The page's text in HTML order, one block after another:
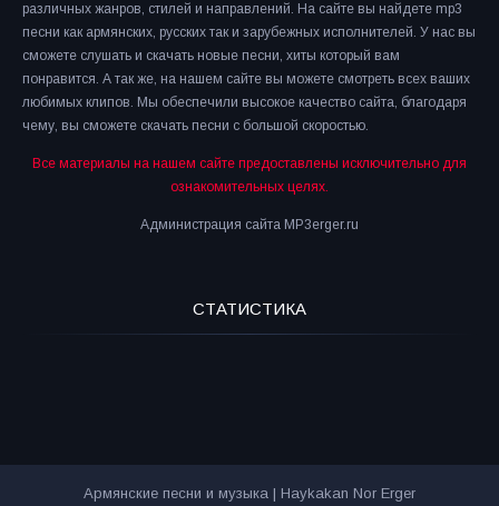
различных жанров, стилей и направлений. На сайте вы найдете mp3
песни как армянских, русских так и зарубежных исполнителей. У нас вы
сможете слушать и скачать новые песни, хиты который вам
понравится. А так же, на нашем сайте вы можете смотреть всех ваших
любимых клипов. Мы обеспечили высокое качество сайта, благодаря
чему, вы сможете скачать песни с большой скоростью.
Все материалы на нашем сайте предоставлены исключительно для
ознакомительных целях.
Администрация сайта MP3erger.ru
СТАТИСТИКА
Армянские песни и музыка | Haykakan Nor Erger